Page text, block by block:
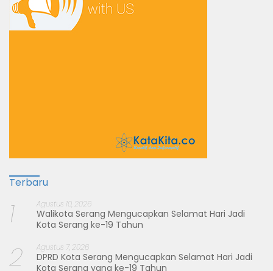
Terbaru
1 Agustus 10, 2026
Walikota Serang Mengucapkan Selamat Hari Jadi
Kota Serang ke-19 Tahun
2 Agustus 7, 2026
DPRD Kota Serang Mengucapkan Selamat Hari Jadi
Kota Serang yang ke-19 Tahun